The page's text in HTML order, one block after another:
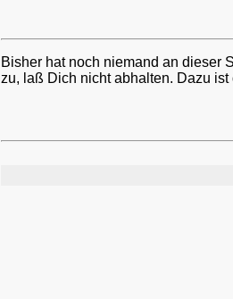
Bisher hat noch niemand an dieser
zu, laß Dich nicht abhalten. Dazu